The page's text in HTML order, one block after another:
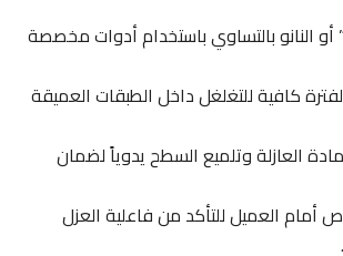
النانو بالتساوي باستخدام أدوات مخصصة
كافية للتغلغل داخل الطبقات العميقة
العازلة وتلميع السطح يدوياً لضمان
العميل للتأكد من فاعلية العزل